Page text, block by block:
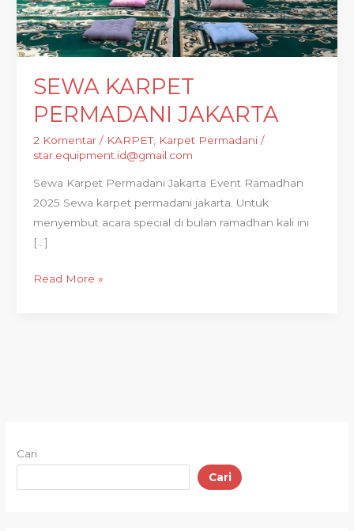
Cari
Cari
SEWA KARPET
PERMADANI JAKARTA
2 Komentar / KARPET, Karpet Permadani/
star.equipment.id@gmail.com
Sewa Karpet Permadani Jakarta Event Ramadhan
2025 Sewa karpet permadani jakarta. Untuk
menyembut acara special di bulan ramadhan kali ini
[…]
Read More »